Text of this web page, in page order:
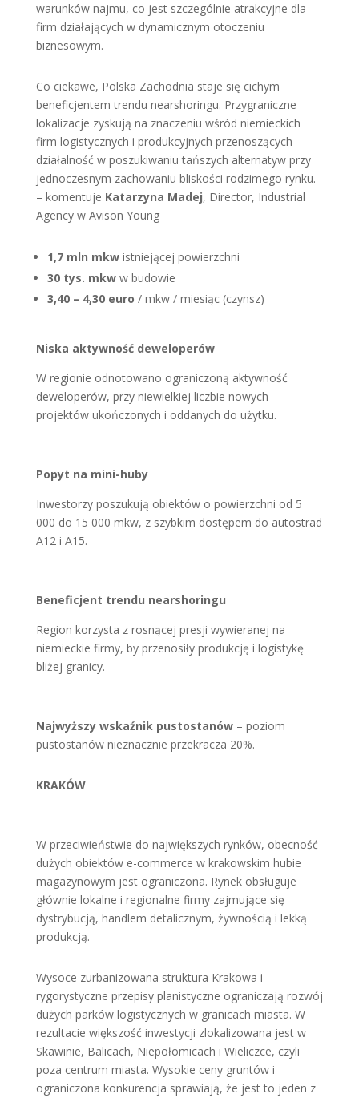
warunków najmu, co jest szczególnie atrakcyjne dla
firm działających w dynamicznym otoczeniu
biznesowym.
Co ciekawe, Polska Zachodnia staje się cichym
beneficjentem trendu nearshoringu. Przygraniczne
lokalizacje zyskują na znaczeniu wśród niemieckich
firm logistycznych i produkcyjnych przenoszących
działalność w poszukiwaniu tańszych alternatyw przy
jednoczesnym zachowaniu bliskości rodzimego rynku.
– komentuje Katarzyna Madej, Director, Industrial
Agency w Avison Young
1,7 mln mkwistniejącej powierzchni
30 tys. mkww budowie
3,40 – 4,30 euro / mkw / miesiąc (czynsz)
Niska aktywność deweloperów
W regionie odnotowano ograniczoną aktywność
deweloperów, przy niewielkiej liczbie nowych
projektów ukończonych i oddanych do użytku.
Popyt na mini-huby
Inwestorzy poszukują obiektów o powierzchni od 5
000 do 15 000 mkw, z szybkim dostępem do autostrad
A12 i A15.
Beneficjent trendu nearshoringu
Region korzysta z rosnącej presji wywieranej na
niemieckie firmy, by przenosiły produkcję i logistykę
bliżej granicy.
Najwyższy wskaźnik pustostanów – poziom
pustostanów nieznacznie przekracza 20%.
KRAKÓW
W przeciwieństwie do największych rynków, obecność
dużych obiektów e-commerce w krakowskim hubie
magazynowym jest ograniczona. Rynek obsługuje
głównie lokalne i regionalne firmy zajmujące się
dystrybucją, handlem detalicznym, żywnością i lekką
produkcją.
Wysoce zurbanizowana struktura Krakowa i
rygorystyczne przepisy planistyczne ograniczają rozwój
dużych parków logistycznych w granicach miasta. W
rezultacie większość inwestycji zlokalizowana jest w
Skawinie, Balicach, Niepołomicach i Wieliczce, czyli
poza centrum miasta. Wysokie ceny gruntów i
ograniczona konkurencja sprawiają, że jest to jeden z